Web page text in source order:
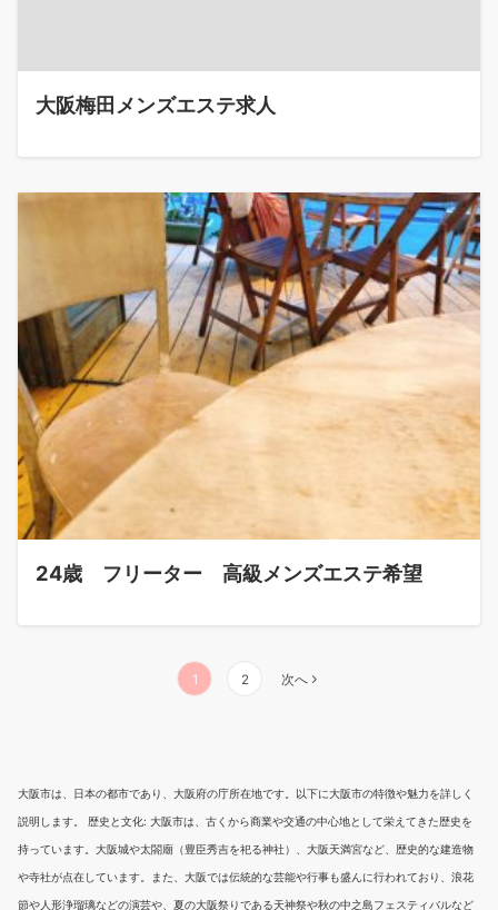
大阪梅田メンズエステ求人
24歳 フリーター 高級メンズエステ希望
ビ
ゲ
ー
1 2 次へ
大阪市は、日本の都市であり、大阪府の庁所在地です。以下に大阪市の特徴や魅力を詳しく
説明します。 歴史と文化: 大阪市は、古くから商業や交通の中心地として栄えてきた歴史を
持っています。大阪城や太閤廟（豊臣秀吉を祀る神社）、大阪天満宮など、歴史的な建造物
や寺社が点在しています。また、大阪では伝統的な芸能や行事も盛んに行われており、浪花
節や人形浄瑠璃などの演芸や、夏の大阪祭りである天神祭や秋の中之島フェスティバルなど